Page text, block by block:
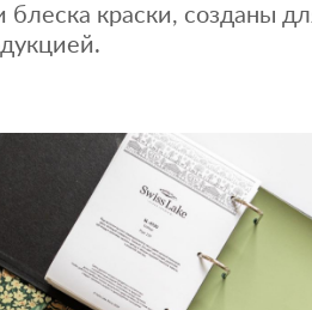
краски, созданы